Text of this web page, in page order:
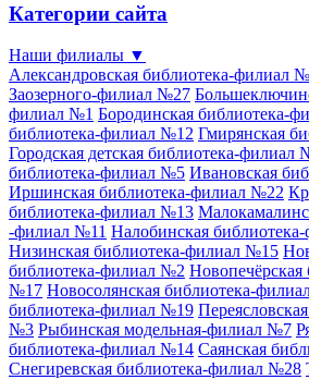
Категории сайта
Наши филиалы ▼
Александровская библиотека-филиал
Заозерного-филиал №27
филиал №1 Бородинская библиотека-
библиотека-филиал №12 Гмирянская
Городская детская библиотека-филиал
библиотека-филиал №5 Ивановская
Иршинская библиотека-филиал №22
библиотека-филиал №13
-филиал №11 Налобинская
Низинская библиотека-филиал №15
библиотека-филиал №2 Новопечёрская
№17 Новосолянская библиотека-
библиотека-филиал №19
№3 Рыбинская модельная-филиал №7
библиотека-филиал №14 Саянская
Снегиревская библиотека-филиал №28